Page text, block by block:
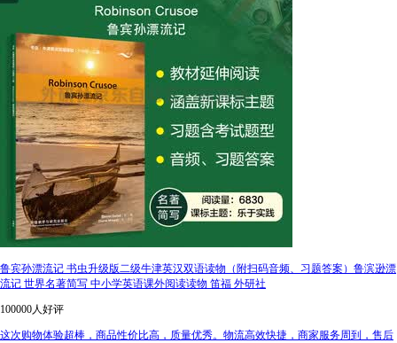
鲁宾孙漂流记 书虫升级版二级牛津英汉双语读物（附扫码音频、习题答案）鲁滨逊漂
流记 世界名著简写 中小学英语课外阅读读物 笛福 外研社
100000人好评
这次购物体验超棒，商品性价比高，质量优秀。物流高效快捷，商家服务周到，售后